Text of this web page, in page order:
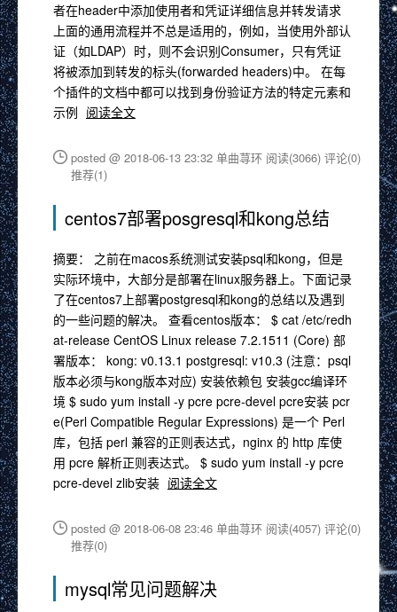
者在header中添加使用者和凭证详细信息并转发请求
上面的通用流程并不总是适用的，例如，当使用外部认
证（如LDAP）时，则不会识别Consumer，只有凭证
将被添加到转发的标头(forwarded headers)中。 在每
个插件的文档中都可以找到身份验证方法的特定元素和
示例 阅读全文
posted @ 2018-06-13 23:32 单曲荨环 阅读(3066) 评论(0)
推荐(1)
centos7部署posgresql和kong总结
摘要： 之前在macos系统测试安装psql和kong，但是
实际环境中，大部分是部署在linux服务器上。下面记录
了在centos7上部署postgresql和kong的总结以及遇到
的一些问题的解决。 查看centos版本： $ cat /etc/redh
at-release CentOS Linux release 7.2.1511 (Core) 部
署版本： kong: v0.13.1 postgresql: v10.3 (注意：psql
版本必须与kong版本对应) 安装依赖包 安装gcc编译环
境 $ sudo yum install -y pcre pcre-devel pcre安装 pcr
e(Perl Compatible Regular Expressions) 是一个 Perl
库，包括 perl 兼容的正则表达式，nginx 的 http 库使
用 pcre 解析正则表达式。 $ sudo yum install -y pcre
pcre-devel zlib安装 阅读全文
posted @ 2018-06-08 23:46 单曲荨环 阅读(4057) 评论(0)
推荐(0)
mysql常见问题解决